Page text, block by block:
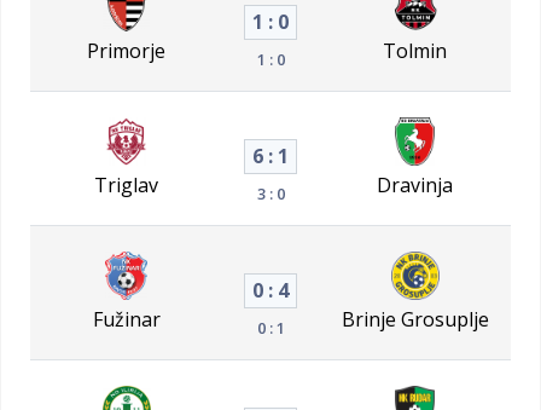
Primorje
1 : 0
1 : 0 Tolmin
Triglav
6 : 1
3 : 0 Dravinja
Fužinar
0 : 4
0 : 1 Brinje Grosuplje